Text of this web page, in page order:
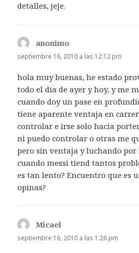
detalles, jeje.
anonimo
septiembre 16, 2010 a las 12:12 pm
hola muy buenas, he estado
todo el dia de ayer y hoy, y me
cuando doy un pase en
tiene aparente ventaja en
controlar e irse solo hacia
ni puedo controlar o otras me
pero sin ventaja y luchando por
cuando messi tiend tantos
es tan lento? Encuentro que es
opinas?
Micael
septiembre 16, 2010 a las 1:26 pm